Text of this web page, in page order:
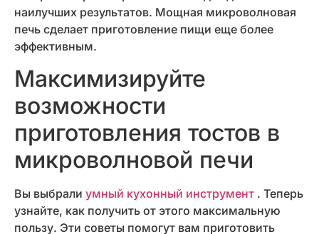
наилучших результатов. Мощная микроволновая
печь сделает приготовление пищи еще более
эффективным.
Максимизируйте
возможности
приготовления тостов в
микроволновой печи
Вы выбрали умный кухонный инструмент . Теперь
узнайте, как получить от этого максимальную
пользу. Эти советы помогут вам приготовить